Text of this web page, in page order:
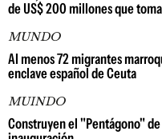
de US$ 200 millones que
MUNDO
Al menos 72 migrantes
enclave español de Ceuta
MUINDO
Construyen el "Pentágono"